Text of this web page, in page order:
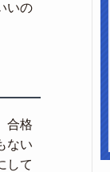
いの
合格
ない
して